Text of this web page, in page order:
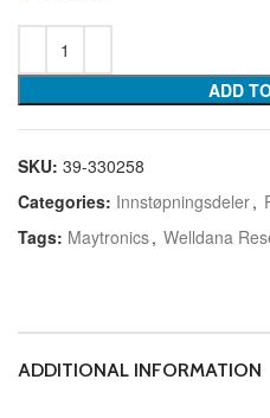
ADD
SKU: 39-330258
Categories: Innstøpningsdeler,
Tags: Maytronics, Welldana
ADDITIONAL INFORMATION